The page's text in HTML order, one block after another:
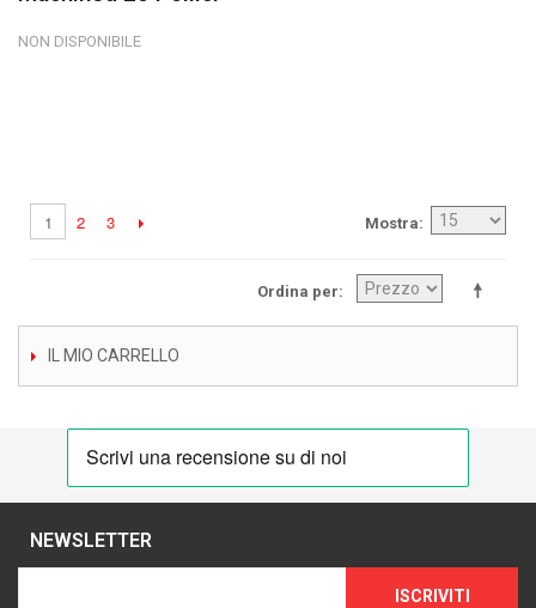
NON DISPONIBILE
Mostra
1 2 3
Ordina per
IL MIO CARRELLO
NEWSLETTER
ISCRIVITI